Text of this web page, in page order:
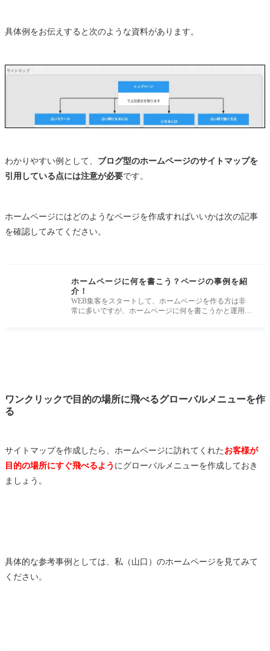
具体例をお伝えすると次のような資料があります。
わかりやすい例として、 ブログ型のホームページのサイトマップを
引用している点には注意が必要です。
ホームページにはどのようなページを作成すればいいかは次の記事
を確認してみてください。
ホームページに何を書こう？ページの事例を紹
介！
WEB集客をスタートして、ホームページを作る方は非
常に多いですが、ホームページに何を書こうかと運用方
ワンクリックで目的の場所に飛べるグローバルメニューを作
る
サイトマップを作成したら、ホームページに訪れてくれたお客様が
目的の場所にすぐ飛べるよう にグローバルメニューを作成しておき
ましょう。
具体的な参考事例としては、私（山口）のホームページを見てみて
ください。